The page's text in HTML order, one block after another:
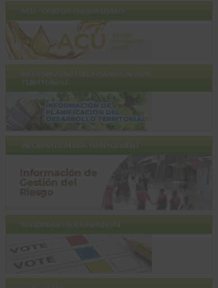
ACU – OLIO DA CUCINA USATO
TERRITORIALE
INFORMATION RISK MANAGEMENT
SONDAGGIO SODDISFAZIONE